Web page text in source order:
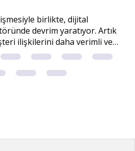
birlikte, dijital
devrim yaratıyor. Artık
ilişkilerini daha verimli ve
çözümlerden faydalanıyor.